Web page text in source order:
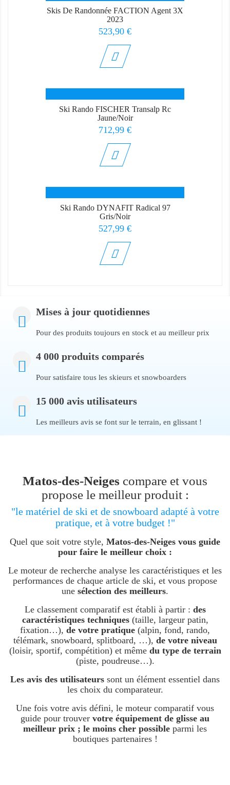
Skis De Randonnée FACTION Agent 3X
2023
Prix
523,90 €
Ski Rando FISCHER Transalp Rc
Jaune/Noir
Prix
712,99 €
Ski Rando DYNAFIT Radical 97
Gris/Noir
Prix
527,99 €
Mises à jour quotidiennes
Pour des produits toujours en stock et au meilleur prix
4 000 produits comparés
Pour satisfaire tous les skieurs et snowboarders
15 000 avis utilisateurs
Les meilleurs avis se font sur le terrain, en glissant !
Matos-des-Neiges compare et vous
propose le meilleur produit :
"le matériel de ski et de snowboard adapté à votre
pratique, et à votre budget !"
Quel que soit votre style, Matos-des-Neiges vous guide
pour faire le meilleur choix :
Le moteur de recherche analyse les caractéristiques et les
performances de chaque article de ski, et vous propose
une sélection des meilleurs.
Le classement comparatif est établi à partir : des
caractéristiques techniques(taille, largeur patin,
fixation…), de votre pratique (alpin, fond, rando,
télémark, snowboard, splitboard, …), de votre niveau
(loisir, sportif, compétition) et même du type de terrain
(piste, poudreuse…).
Les avis des utilisateurs sont un élément essentiel dans
les choix du comparateur.
Une fois votre avis défini, le moteur comparatif vous
guide pour trouver votre équipement de glisse au
meilleur prix ; le moins cher possible parmi les
boutiques partenaires !